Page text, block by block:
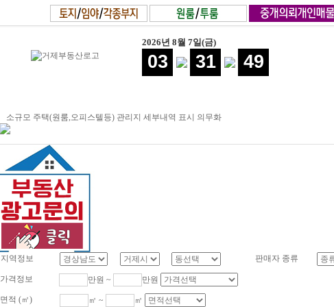
2026년 8월 7일(금)
03 31 49
소규모 주택(원룸,오피스텔등) 관리지 세부내역 표시 의무화
지역정보 판매자 종류
가격정보 만원 ~ 만원
면적 (㎡) ㎡ ~ ㎡